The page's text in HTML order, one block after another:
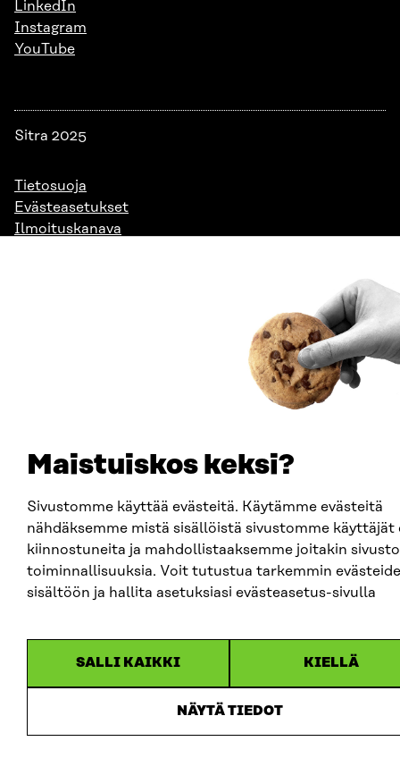
Maistuiskos keksi?
Sivustomme käyttää evästeitä. Käytämme evästeitä
nähdäksemme mistä sisällöistä sivustomme käyttäjät
kiinnostuneita ja mahdollistaaksemme joitakin
toiminnallisuuksia. Voit tutustua tarkemmin
sisältöön ja hallita asetuksiasi evästeasetus-sivulla
SALLI KAIKKI KIELLÄ
NÄYTÄ TIEDOT
LinkedIn
Instagram
YouTube
Sitra 2025
Tietosuoja
Evästeasetukset
Ilmoituskanava